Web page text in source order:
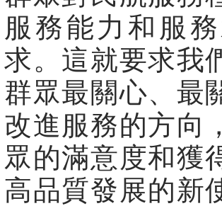
服務能力和服
求。這就要求我
群眾最關心、最
改進服務的方向
眾的滿意度和獲
高品質發展的新